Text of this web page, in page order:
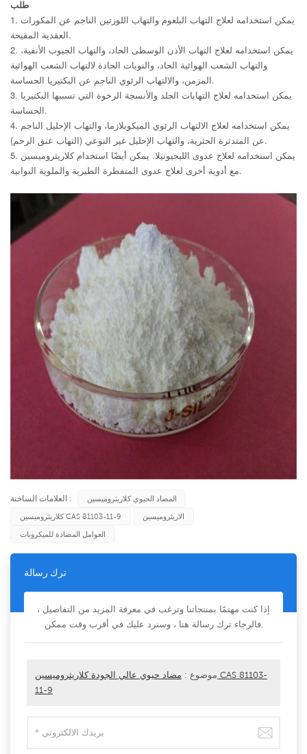
طلب
1. يمكن استخدامه لعلاج التهاب البلعوم والتهاب اللوزتين الناجم عن المكورات
العقدية المقيحة.
2. يمكن استخدامه لعلاج التهاب الأذن الوسطى الحاد، والتهاب الجيوب الأنفية،
والتهاب الشعب الهوائية الحاد، والنوبات الحادة لالتهاب الشعب الهوائية
المزمن، والالتهاب الرئوي الناجم عن البكتيريا الحساسة.
3. يمكن استخدامه لعلاج التهابات الجلد والأنسجة الرخوة التي تسببها البكتيريا
الحساسة.
4. يمكن استخدامه لعلاج الالتهاب الرئوي الميكوبلازما، والتهاب الإحليل الناجم
عن المتدثرة الحثرية، والتهاب الإحليل غير النوعي (التهاب عنق الرحم).
5. يمكن استخدامه لعلاج عدوى الليجيونيلا. يمكن أيضًا استخدام كلاريثروميسين
مع أدوية أخرى لعلاج عدوى المتفطرة الطيرية والملوية البوابية.
العلامات الساخنة :
المضاد الحيوي كلاريثروميسين
كلاريثروميسين CAS 81103-11-9
الاريثروميسين
العوامل المضادة للميكروبات
ترك رسالة
إذا كنت مهتمًا بمنتجاتنا وترغب في معرفة المزيد من التفاصيل ،
فالرجاء ترك رسالة هنا ، وسنرد عليك في أقرب وقت ممكن.
موضوع : مضاد حيوي عالي الجودة كلاريثروميسين CAS 81103-
11-9